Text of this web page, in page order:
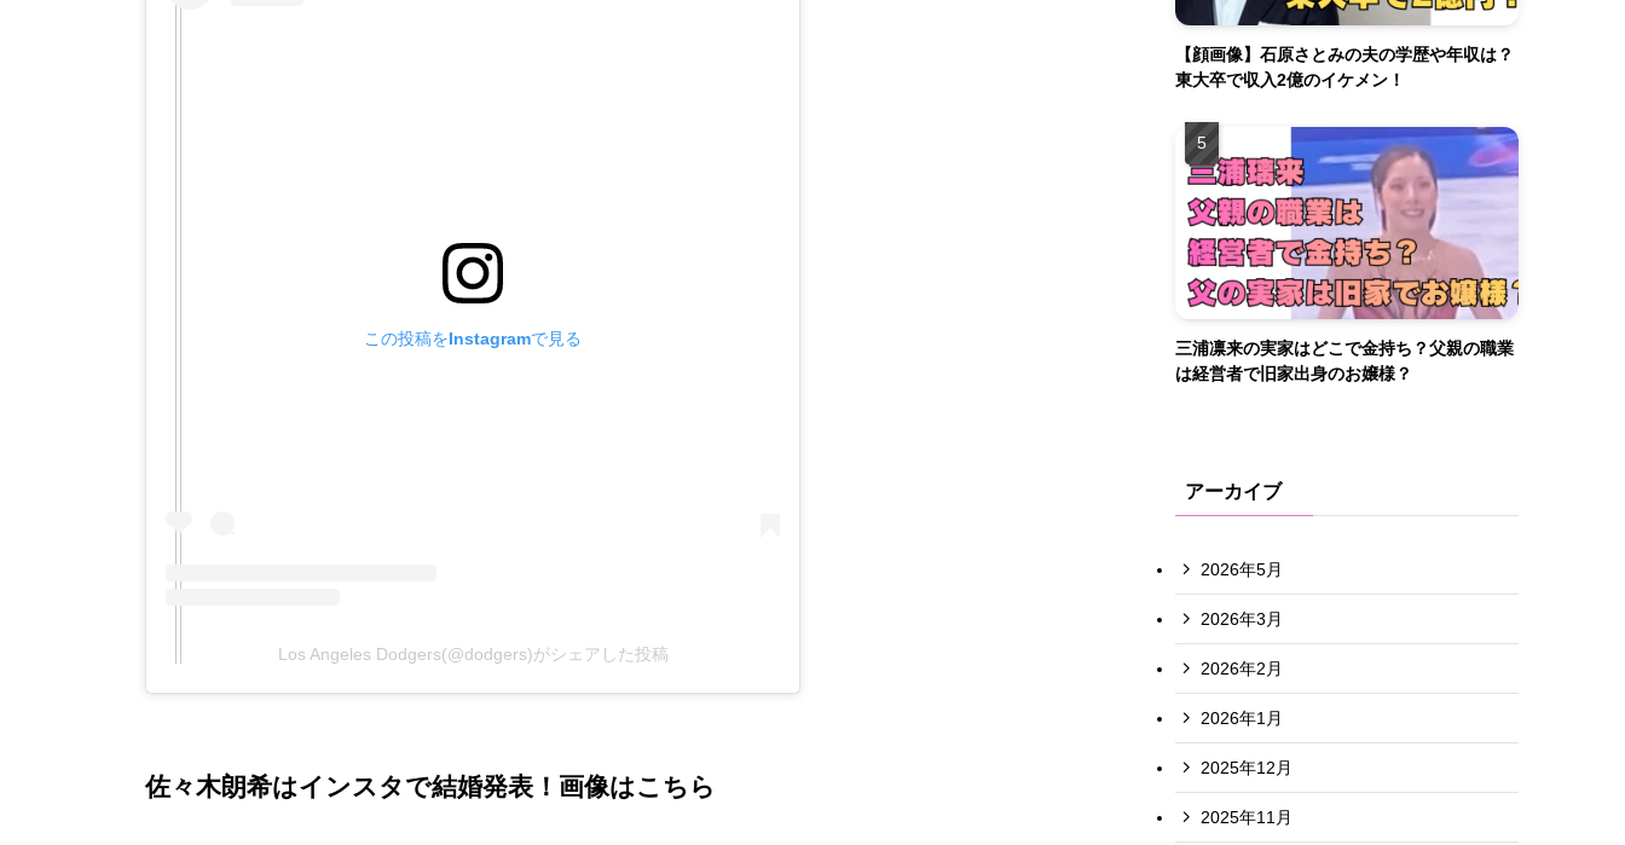
この投稿をInstagramで見る
Los Angeles Dodgers(@dodgers)がシェアした投稿
佐々木朗希はインスタで結婚発表！画像はこちら
【顔画像】石原さとみの夫の学歴や年収は？
東大卒で収入2億のイケメン！
三浦凛来の実家はどこで金持ち？父親の職業
は経営者で旧家出身のお嬢様？
アーカイブ
2026年5月
2026年3月
2026年2月
2026年1月
2025年12月
2025年11月